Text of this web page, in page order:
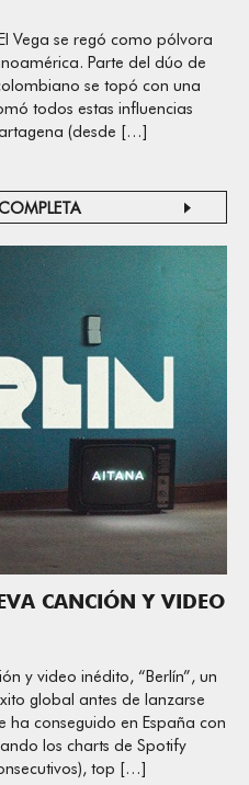
Vega se regó como pólvora
Parte del dúo de
se topó con una
todos estas influencias
(desde […]
CANCIÓN Y VIDEO
y video inédito, “Berlín”, un
global antes de lanzarse
ha conseguido en España con
los charts de Spotify
top […]